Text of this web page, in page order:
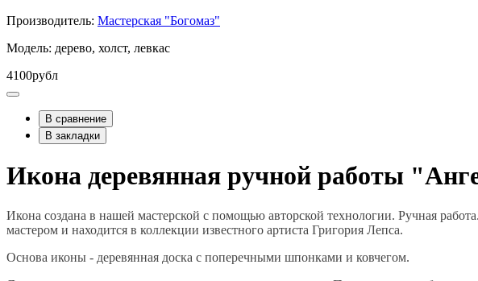
Производитель: Мастерская "Богомаз"
Модель: дерево, холст, левкас
4100рубл
В сравнение
В закладки
Икона деревянная ручной работы
Икона создана в нашей мастерской с помощью авторской технологии. Ручная
мастером и находится в коллекции известного артиста Григория Лепса.
Основа иконы - деревянная доска с поперечными шпонками и ковчегом.